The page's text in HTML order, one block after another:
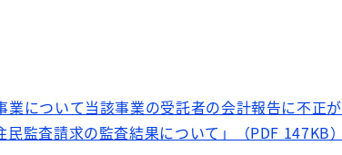
について当該事業の受託者の会計報告に不正が
監査請求の監査結果について」（PDF 147KB）